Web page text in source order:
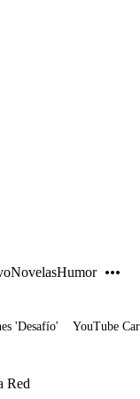
NovelasHumor
'Desafío' YouTube
Red